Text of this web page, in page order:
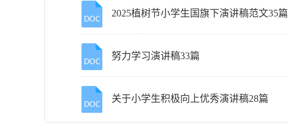
2025植树节小学生国旗下演讲稿范文35篇
努力学习演讲稿33篇
关于小学生积极向上优秀演讲稿28篇